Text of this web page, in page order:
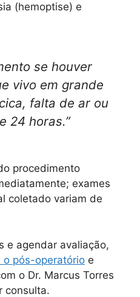
(hemoptise) e
se houver
vivo em grande
falta de ar ou
24 horas.”
procedimento
exames
coletado variam de
e agendar avaliação,
o pós-operatório e
o Dr. Marcus Torres
consulta.